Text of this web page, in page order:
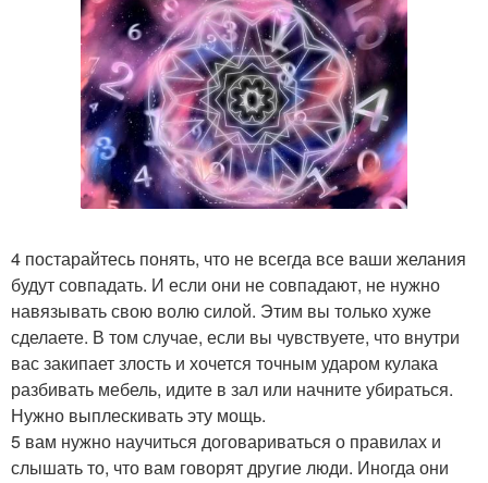
4 постарайтесь понять, что не всегда все ваши желания
будут совпадать. И если они не совпадают, не нужно
навязывать свою волю силой. Этим вы только хуже
сделаете. В том случае, если вы чувствуете, что внутри
вас закипает злость и хочется точным ударом кулака
разбивать мебель, идите в зал или начните убираться.
Нужно выплескивать эту мощь.
5 вам нужно научиться договариваться о правилах и
слышать то, что вам говорят другие люди. Иногда они